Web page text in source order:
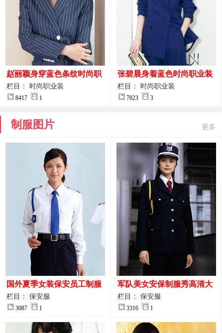
赵丽颖身穿蓝色条纹时尚职
业装图片
栏目： 时尚职业装
8417 1
张碧晨身着蓝色时尚职业装
服装图片
栏目： 时尚职业装
7823 3
制服图片 更多
国外夏季女装保安员工制服
装大图
栏目： 保安服
3087 1
军队美女安保制服秀高清大
图
栏目： 保安服
3316 1